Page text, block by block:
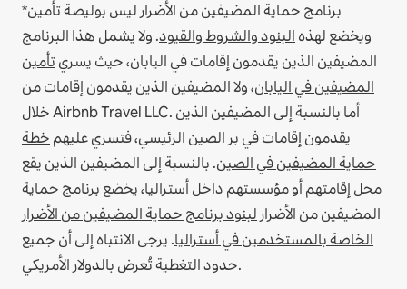
*برنامج حماية المضيفين من الأضرار ليس بوليصة تأمين
ويخضع لهذه البنود والشروط والقيود. ولا يشمل هذا البرنامج
المضيفين الذين يقدمون إقامات في اليابان، حيث يسري تأمين
المضيفين في اليابان، ولا المضيفين الذين يقدمون إقامات من
خلال Airbnb Travel LLC. أما بالنسبة إلى المضيفين الذين
يقدمون إقامات في بر الصين الرئيسي، فتسري عليهم خطة
حماية المضيفين في الصين. بالنسبة إلى المضيفين الذين يقع
محل إقامتهم أو مؤسستهم داخل أستراليا، يخضع برنامج حماية
المضيفين من الأضرار لبنود برنامج حماية المضيفين من الأضرار
الخاصة بالمستخدمين في أستراليا. يرجى الانتباه إلى أن جميع
حدود التغطية تُعرض بالدولار الأمريكي.